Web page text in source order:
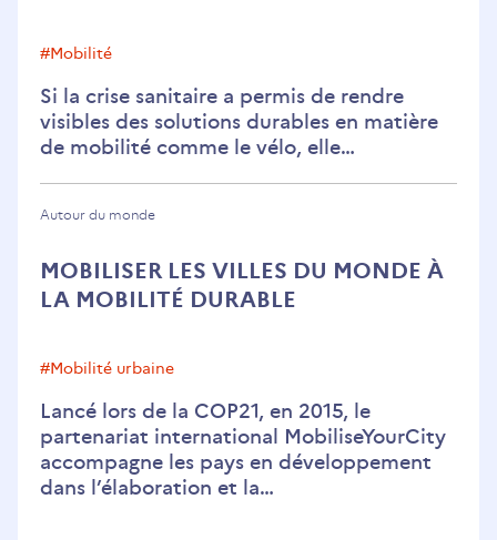
#mobilité
Si la crise sanitaire a permis de rendre
visibles des solutions durables en matière
de mobilité comme le vélo, elle…
MOBILISER LES VILLES DU MONDE À
LA MOBILITÉ DURABLE
Autour du monde
#mobilité urbaine
Lancé lors de la COP21, en 2015, le
partenariat international MobiliseYourCity
accompagne les pays en développement
dans l’élaboration et la…